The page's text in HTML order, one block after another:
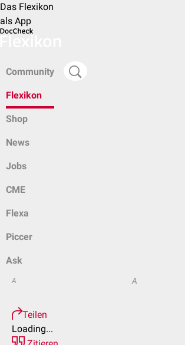
Das Flexikon
als App
Community
Flexikon
Shop
News
Jobs
CME
Flexa
Piccer
Ask
A A
Teilen
Loading...